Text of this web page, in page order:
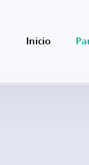
Inicio